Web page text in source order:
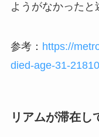
ようがなかったと
参考： https://
died-age-31-
リアムが滞在し